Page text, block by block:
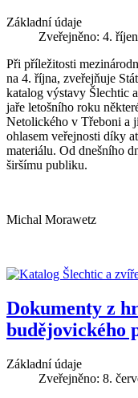
Základní údaje
Zveřejněno: 4.
Při příležitosti
na 4. října, zveřejňuje
katalog výstavy Šlechtic
jaře letošního roku
Netolického v Třeboni a
ohlasem veřejnosti díky
materiálu. Od dnešního
širšímu publiku.
Michal Morawetz
Dokumenty z
budějovického
Základní údaje
Zveřejněno: 8.